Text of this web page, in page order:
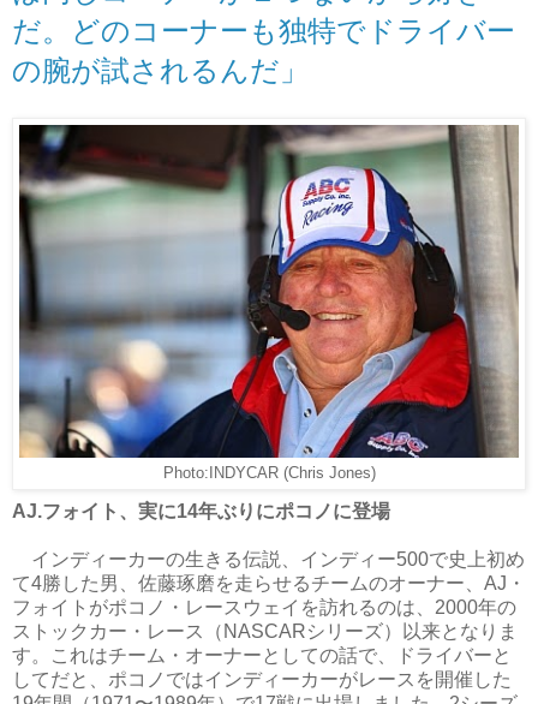
だ。どのコーナーも独特でドライバー
の腕が試されるんだ」
Photo:INDYCAR (Chris Jones)
AJ.フォイト、実に14年ぶりにポコノに登場
インディーカーの生きる伝説、インディー500で史上初め
て4勝した男、佐藤琢磨を走らせるチームのオーナー、AJ・
フォイトがポコノ・レースウェイを訪れるのは、2000年の
ストックカー・レース（NASCARシリーズ）以来となりま
す。これはチーム・オーナーとしての話で、ドライバーと
してだと、ポコノではインディーカーがレースを開催した